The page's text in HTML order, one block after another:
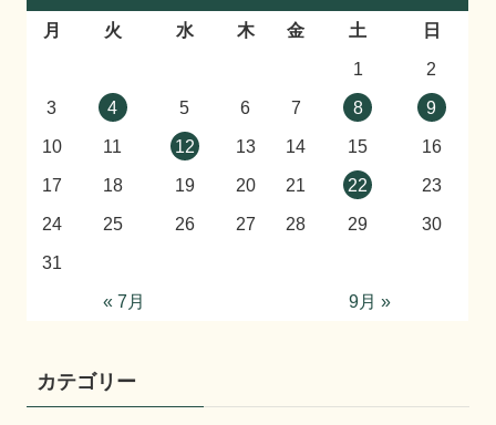
月 火 水 木 金 土
日
1
2
3
4 5 6 7 8
9
10
11 12 13 14 15
16
17
18 19 20 21 22
23
24
25 26 27 28 29
30
31
« 7月
9月 »
カテゴリー